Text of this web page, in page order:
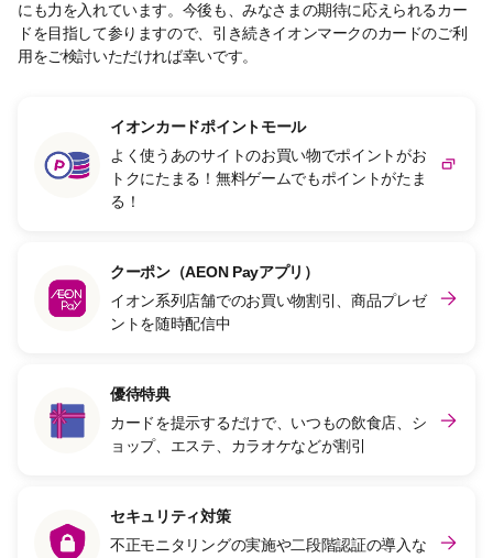
にも力を入れています。今後も、みなさまの期待に応えられるカー
ドを目指して参りますので、引き続きイオンマークのカードのご利
用をご検討いただければ幸いです。
イオンカードポイントモール
よく使うあのサイトのお買い物でポイントがお
トクにたまる！無料ゲームでもポイントがたま
る！
クーポン（AEON Payアプリ）
イオン系列店舗でのお買い物割引、商品プレゼ
ントを随時配信中
優待特典
カードを提示するだけで、いつもの飲食店、シ
ョップ、エステ、カラオケなどが割引
セキュリティ対策
不正モニタリングの実施や二段階認証の導入な